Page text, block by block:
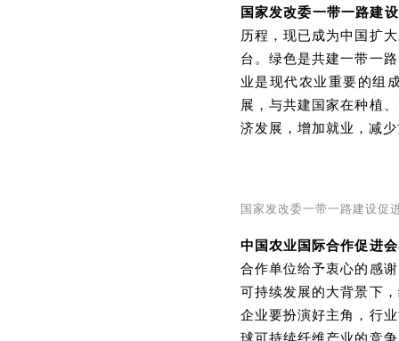
国家发改委一带一路建
历程，现已成为中国扩
台。绿色是共建一带一
业是现代农业重要的组
展，与共建国家在种植
济发展，增加就业，减
国家发改委一带一路建设促
中国农业国际合作促进
合作单位给予衷心的感
可持续发展的大背景下
企业要扮演好主角，行
球可持续纤维产业的竞